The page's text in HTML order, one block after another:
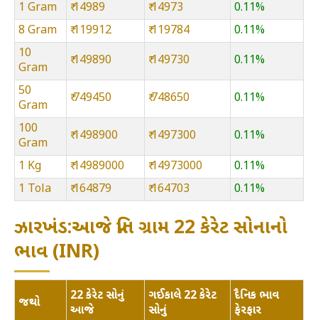
1 Gram
₹ 14989 ₹ 14973
0.11%
8 Gram
₹ 119912 ₹ 119784
0.11%
10
Gram
₹ 149890 ₹ 149730 0.11%
50
Gram
₹ 749450 ₹ 748650 0.11%
100
Gram
₹ 1498900 ₹ 1497300 0.11%
1 Kg ₹ 14989000 ₹ 14973000
0.11%
1 Tola
₹ 164879 ₹ 164703 0.11%
ઝારખંડ:આજે પ્રતિ ગ્રામ 22 કેરેટ સોનાનો
ભાવ (INR)
જથ્થો
22 કેરેટ સોનું
આજે
ગઈકાલે 22 કેરેટ
સોનું
દૈનિક ભાવ
ફેરફાર